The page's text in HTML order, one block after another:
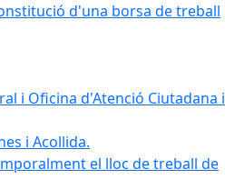
d'una borsa de treball
i Oficina d'Atenció Ciutadana i
i Acollida.
el lloc de treball de